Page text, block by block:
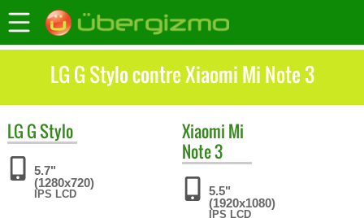
LG G Stylo contre Xiaomi Mi Note 3
LG G Stylo
5.7"
(1280x720)
IPS LCD
Xiaomi Mi
Note 3
5.5"
(1920x1080)
IPS LCD